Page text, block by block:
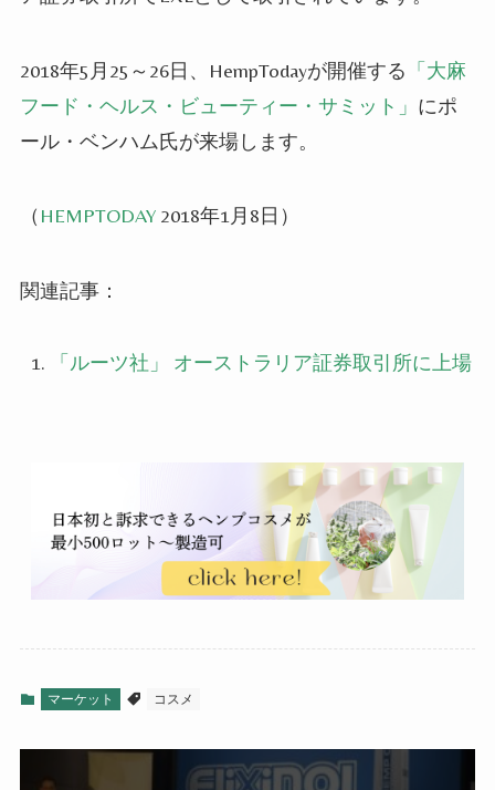
2018年5月25～26日、HempTodayが開催する 「大麻
フード・ヘルス・ビューティー・サミット」 にポ
ール・ベンハム氏が来場します。
（ HEMPTODAY2018年1月8日）
関連記事：
「ルーツ社」 オーストラリア証券取引所に上場
マーケット コスメ